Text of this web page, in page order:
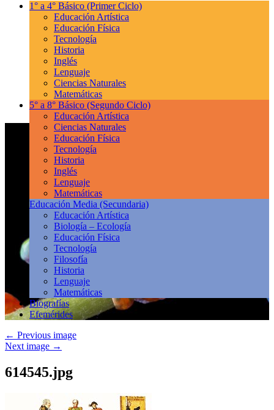
1° a 4° Básico (Primer Ciclo)
Educación Artística
Educación Física
Tecnología
Historia
Inglés
Lenguaje
Ciencias Naturales
Matemáticas
5° a 8° Básico (Segundo Ciclo)
Educación Artística
Ciencias Naturales
Educación Física
Tecnología
Historia
Inglés
Lenguaje
Matemáticas
Educación Media (Secundaria)
Educación Artística
Biología – Ecología
Educación Física
Tecnología
Filosofía
Historia
Lenguaje
Matemáticas
Biografías
Efemérides
← Previous image
Next image →
614545.jpg